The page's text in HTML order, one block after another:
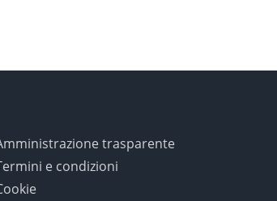
trasparente
e condizioni